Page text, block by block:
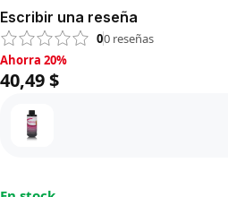
Escribir una reseña
00 reseñas
Ahorra 20%, 40,49 $
Ahorra 20%
40,49 $